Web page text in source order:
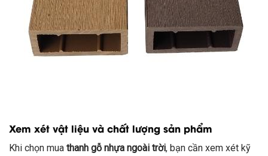
Xem xét vật liệu và chất lượng sản phẩm
Khi chọn mua thanh gỗ nhựa ngoài trời, bạn cần xem xét kỹ